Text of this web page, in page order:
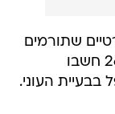
שתורמים
מכספם הם המטפלים בכך, ורק 26.2% חשבו
העוני.